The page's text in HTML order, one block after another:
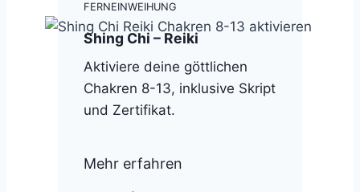
FERNEINWEIHUNG
Shing Chi – Reiki
Aktiviere deine göttlichen
Chakren 8-13, inklusive Skript
und Zertifikat.
Mehr erfahren